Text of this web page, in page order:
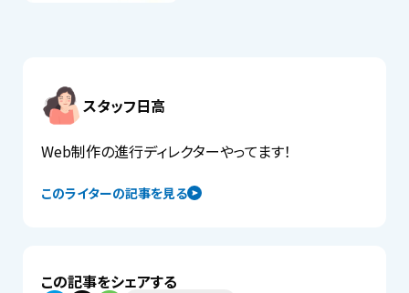
スタッフ日高
このライターの記事を見る
Web制作の進行ディレクターやってます！
この記事をシェアする